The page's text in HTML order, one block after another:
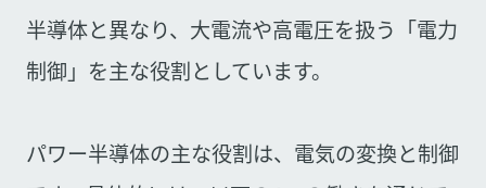
半導体と異なり、大電流や高電圧を扱う「電力
制御」を主な役割としています。
パワー半導体の主な役割は、電気の変換と制御